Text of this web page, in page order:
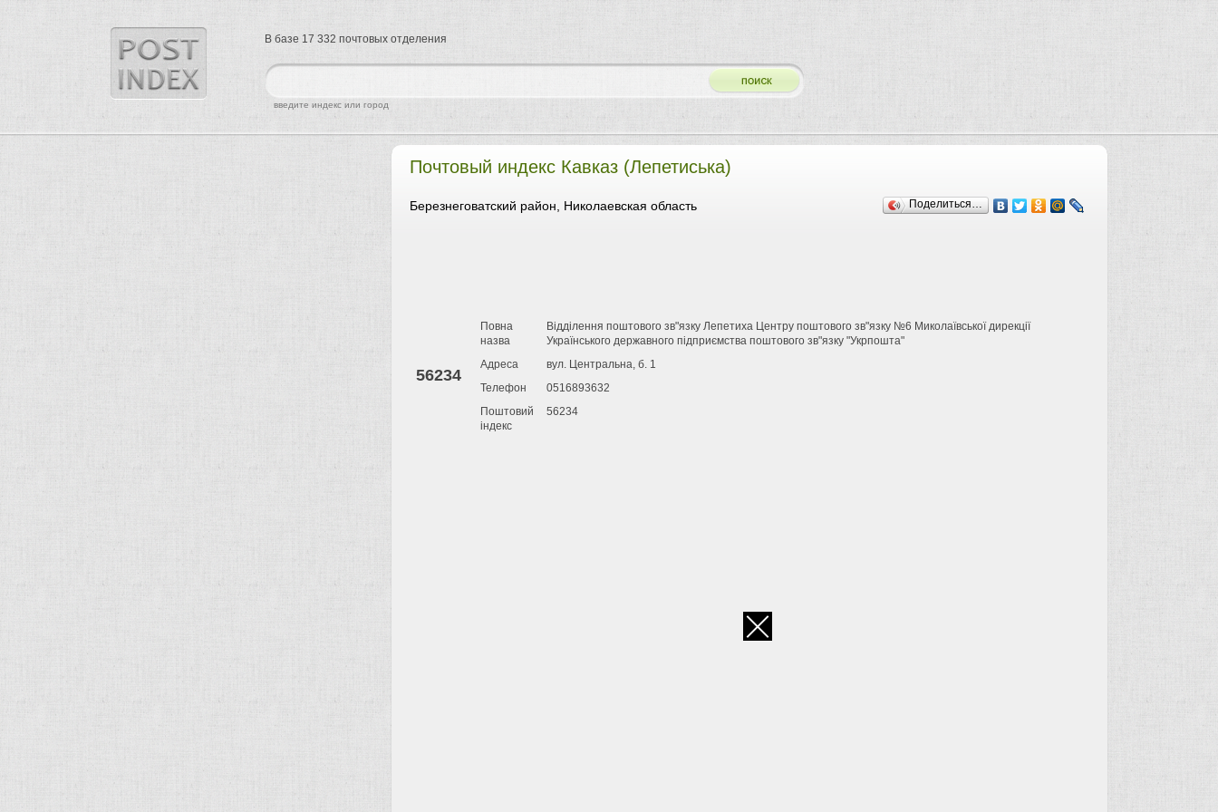
Почтовый индекс Кавказ (Лепетиська)
Поделиться…
Березнеговатский район, Николаевская область
56234
Повна
назва
Відділення поштового зв"язку Лепетиха Центру поштового зв"язку №6 Миколаївської дирекції
Українського державного підприємства поштового зв"язку "Укрпошта"
Адреса
вул. Центральна, б. 1
Телефон
0516893632
Поштовий
індекс
56234
найти
введите индекс или город
В базе 17 332 почтовых отделения